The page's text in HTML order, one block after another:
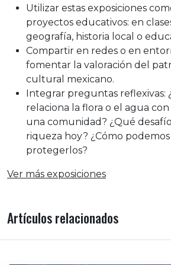
Utilizar estas exposiciones
proyectos educativos: en
geografía, historia local o
Compartir en redes o en
fomentar la valoración del
cultural mexicano.
Integrar preguntas reflexivas:
relaciona la flora o el agua
una comunidad? ¿Qué
riqueza hoy? ¿Cómo podemos
protegerlos?
Ver más exposiciones
Artículos relacionados